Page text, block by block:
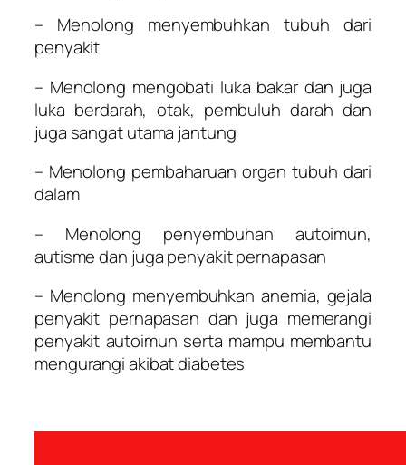
– Menolong menyembuhkan tubuh dari
penyakit
– Menolong mengobati luka bakar dan juga
luka berdarah, otak, pembuluh darah dan
juga sangat utama jantung
– Menolong pembaharuan organ tubuh dari
dalam
– Menolong penyembuhan autoimun,
autisme dan juga penyakit pernapasan
– Menolong menyembuhkan anemia, gejala
penyakit pernapasan dan juga memerangi
penyakit autoimun serta mampu membantu
mengurangi akibat diabetes